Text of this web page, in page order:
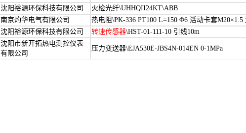
沈阳裕源环保科技有限公司
火检光纤\UHHQII24KT\ABB
南京灼华电气有限公司
热电阻\PK-336 PT100 L=150 Φ6 活动卡套M20×1.5
沈阳裕源环保科技有限公司 转速传感器\HST-01-111-10 引线10m
沈阳市新开拓热电测控仪表
有限公司
压力变送器\EJA530E-JBS4N-014EN 0-1MPa